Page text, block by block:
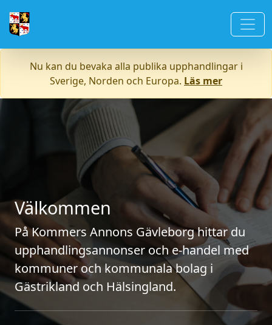
Nu kan du bevaka alla publika upphandlingar i
Sverige, Norden och Europa. Läs mer
Välkommen
På Kommers Annons Gävleborg hittar du
upphandlingsannonser och e-handel med
kommuner och kommunala bolag i
Gästrikland och Hälsingland.